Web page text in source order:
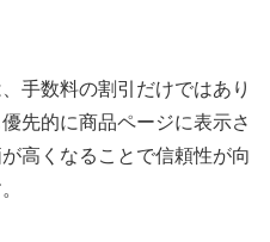
手数料の割引だけではあり
先的に商品ページに表示さ
高くなることで信頼性が向